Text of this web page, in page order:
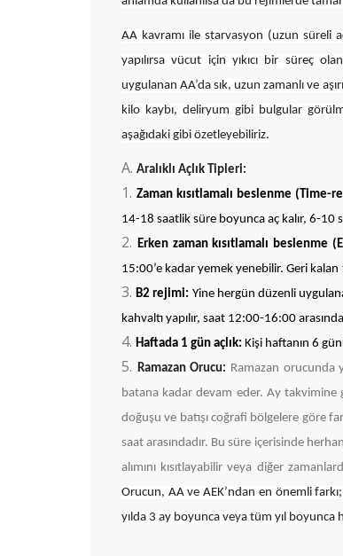
AA kavramı ile starvasyon (uzun süreli
yapılırsa vücut için yıkıcı bir süreç
uygulanan AA’da sık, uzun zamanlı ve
kilo kaybı, deliryum gibi bulgular
aşağıdaki gibi özetleyebiliriz.
Aralıklı Açlık Tipleri:
Zaman kısıtlamalı beslenme (Time-
14-18 saatlik süre boyunca aç kalır, 6-10
Erken zaman kısıtlamalı
15:00’e kadar yemek yenebilir. Geri
B2 rejimi: Yine hergün düzenli
kahvaltı yapılır, saat 12:00-16:00
Haftada 1 gün açlık: Kişi haftanın 6
Ramazan Orucu: Ramazan orucunda
batana kadar devam eder. Ay takvimine
doğuşu ve batışı coğrafi bölgelere göre
saat arasındadır. Bu süre içerisinde
alımını kısıtlayabilir veya diğer
Orucun, AA ve AEK’ndan en önemli farkı;
yılda 3 ay boyunca veya tüm yıl